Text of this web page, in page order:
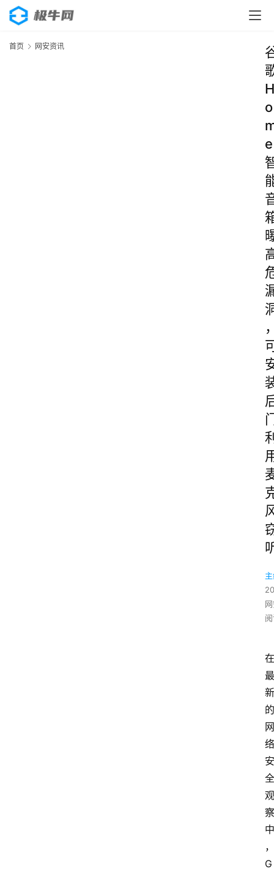
首页 网安资讯
H
o
e
在
最
新
的
网
络
安
全
观
察
中
，
G